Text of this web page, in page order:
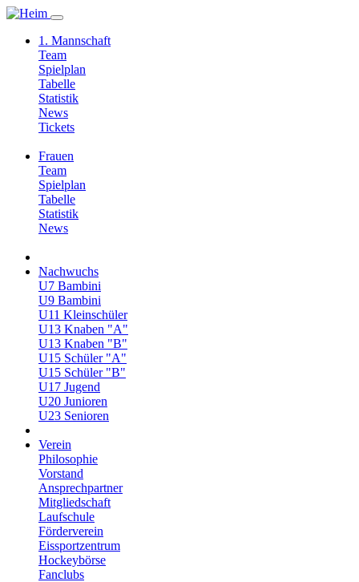
1. Mannschaft
Team
Spielplan
Tabelle
Statistik
News
Tickets
Frauen
Team
Spielplan
Tabelle
Statistik
News
Nachwuchs
U7 Bambini
U9 Bambini
U11 Kleinschüler
U13 Knaben "A"
U13 Knaben "B"
U15 Schüler "A"
U15 Schüler "B"
U17 Jugend
U20 Junioren
U23 Senioren
Verein
Philosophie
Vorstand
Ansprechpartner
Mitgliedschaft
Laufschule
Förderverein
Eissportzentrum
Hockeybörse
Fanclubs